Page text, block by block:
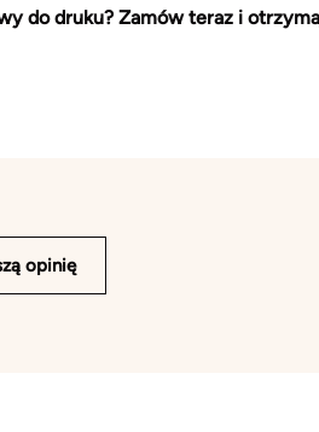
do druku? Zamów teraz i
opinię